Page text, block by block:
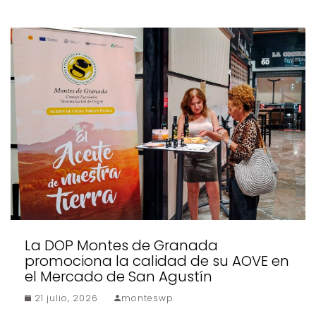
La DOP Montes de Granada
promociona la calidad de su AOVE en
el Mercado de San Agustín
21 julio, 2026 monteswp